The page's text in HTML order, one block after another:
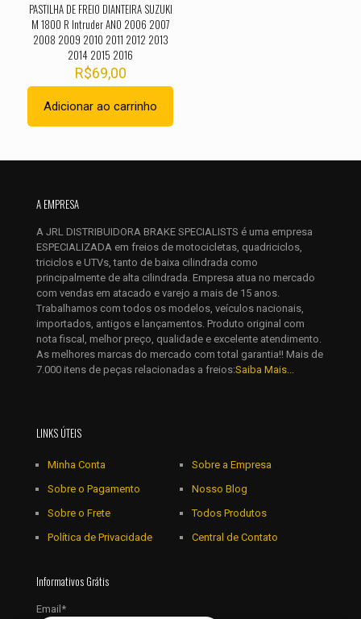
mail*
Salvar meus dados neste navegador para a próxima vez que
eu comentar.
PASTILHA DE FREIO DIANTEIRA SUZUKI
M 1800 R Intruder ANO 2006 2007
2008 2009 2010 2011 2012 2013
2014 2015 2016
R$69,00
Adicionar ao carrinho
A EMPRESA
A JRL DISTRIBUIDORA BRAKE SPECIALISTS é uma empresa
ESPECIALIZADA em freios de motocicletas, quadriciclos,
triciclos e UTVs, tanto de baixa cilindrada como
principalmente de alta cilindrada. Empresa atua no mercado
com vendas em atacado e varejo a mais de 15 anos.
Trabalhamos com todos os modelos, veículos nacionais,
importados, antigos e lançamentos. Produto original com
nota fiscal, melhor preço, qualidade e excelente atendimento.
As melhores marcas do mercado com total garantia!! Mais de
7.000 itens de peças relacionadas a freios:Saiba Mais...
LINKS ÚTEIS
Minha Conta
Sobre o Pagamento
Sobre o Frete
Política de Privacidade
Sobre a Empresa
Nosso Blog
Todos Produtos
Central de Contato
Informativos Grátis
Email*